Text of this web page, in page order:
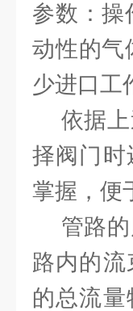
参数：操
动性的气
少进口工
依据上
择阀门时
掌握，便
管路的
路内的
的总流